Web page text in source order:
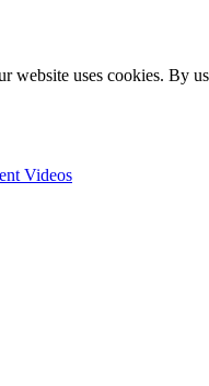
website uses cookies. By
Videos